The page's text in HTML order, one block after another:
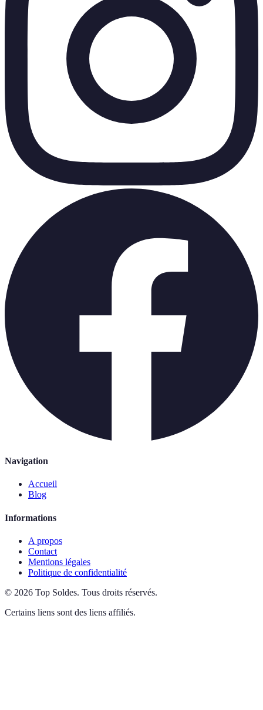
Navigation
Accueil
Blog
Informations
A propos
Contact
Mentions légales
Politique de confidentialité
© 2026 Top Soldes. Tous droits réservés.
Certains liens sont des liens affiliés.